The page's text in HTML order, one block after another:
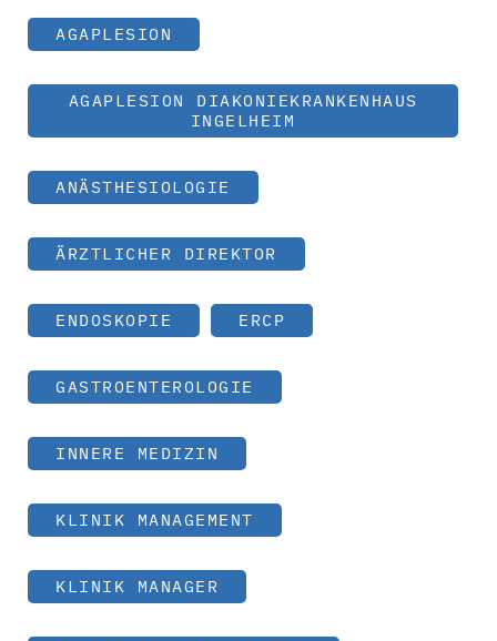
AGAPLESION
AGAPLESION DIAKONIEKRANKENHAUS
INGELHEIM
ANÄSTHESIOLOGIE
ÄRZTLICHER DIREKTOR
ENDOSKOPIE ERCP
GASTROENTEROLOGIE
INNERE MEDIZIN
KLINIK MANAGEMENT
KLINIK MANAGER